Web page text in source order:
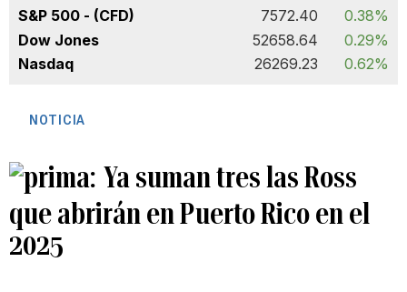
S&P 500 - (CFD) 7572.40
0.38%
Dow Jones
52658.64
0.29%
Nasdaq
26269.23 0.62%
NOTICIA
Ya suman tres las Ross
que abrirán en Puerto Rico en el
2025